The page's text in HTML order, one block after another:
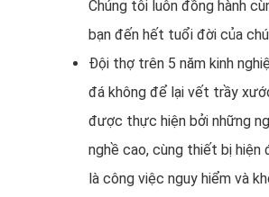
Chúng tôi luôn đồng hành
bạn đến hết tuổi đời của
Đội thợ trên 5 năm kinh
đá không để lại vết trầy
được thực hiện bởi những
nghề cao, cùng thiết bị hiện
là công việc nguy hiểm và